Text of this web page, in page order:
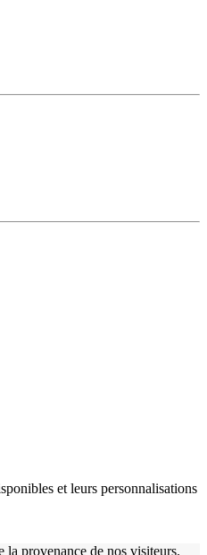
et leurs personnalisations
provenance de nos visiteurs.